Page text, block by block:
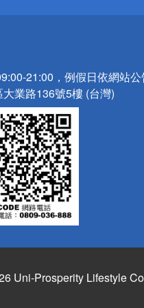
21:00，例假日依網站
業路136號5樓 (台灣)
Uni-Prosperity Lifestyle